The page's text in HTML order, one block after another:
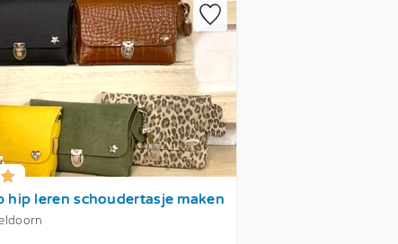
hip leren schoudertasje maken